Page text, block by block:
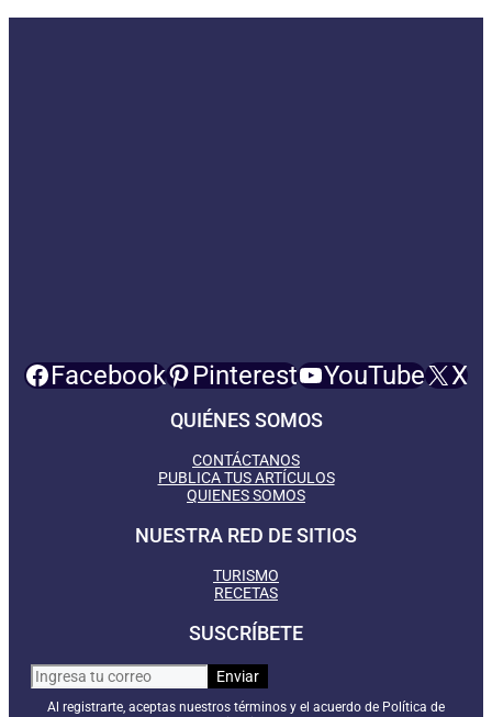
Facebook Pinterest YouTube X
QUIÉNES SOMOS
CONTÁCTANOS
PUBLICA TUS ARTÍCULOS
QUIENES SOMOS
NUESTRA RED DE SITIOS
TURISMO
RECETAS
SUSCRÍBETE
Al registrarte, aceptas nuestros términos y el acuerdo de Política de